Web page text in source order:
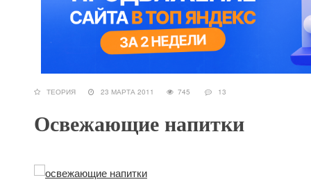
ТЕОРИЯ 23 МАРТА 2011 745 13
Освежающие напитки